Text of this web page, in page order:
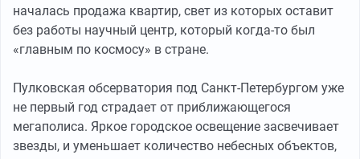
началась продажа квартир, свет из которых оставит
без работы научный центр, который когда-то был
«главным по космосу» в стране.
Пулковская обсерватория под Санкт-Петербургом уже
не первый год страдает от приближающегося
мегаполиса. Яркое городское освещение засвечивает
звезды, и уменьшает количество небесных объектов,